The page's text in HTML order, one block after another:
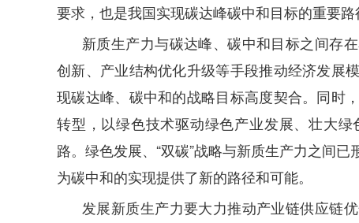
要求，也是我国实现碳达峰碳中和目标的重要路
新质生产力与碳达峰、碳中和目标之间存
创新、产业结构优化升级等手段推动经济发展
现碳达峰、碳中和的战略目标高度契合。同时
转型，以绿色技术驱动绿色产业发展、壮大
路。绿色发展、“双碳”战略与新质生产力之间
为碳中和的实现提供了新的路径和可能。
发展新质生产力要大力推动产业链供应链